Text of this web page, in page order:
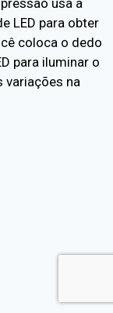
usa a
LED para obter
coloca o dedo
para iluminar o
variações na